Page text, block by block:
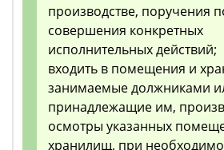
производстве, поручения
совершения конкретных
исполнительных действий;
входить в помещения и
занимаемые должниками
принадлежащие им,
осмотры указанных
хранилищ, при